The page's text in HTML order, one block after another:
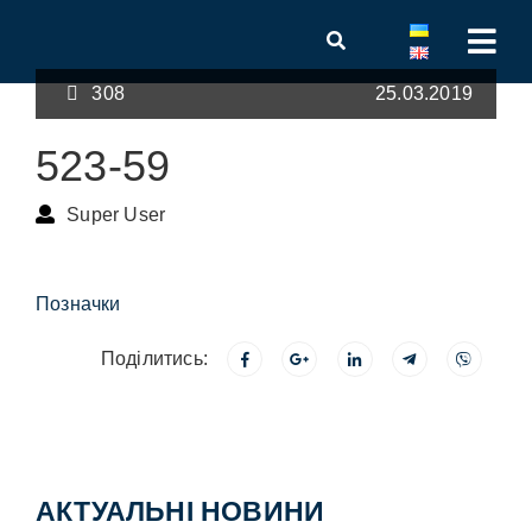
308 25.03.2019
523-59
Super User
Позначки
Поділитись:
АКТУАЛЬНІ НОВИНИ